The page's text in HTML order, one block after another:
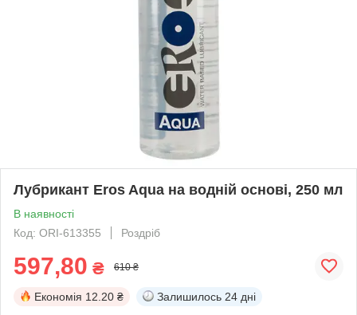
Лубрикант Eros Aqua на водній основі, 250 мл
В наявності
Код: ORI-613355
Роздріб
597,80 ₴ 610 ₴
Економія 12.20 ₴ Залишилось 24 дні